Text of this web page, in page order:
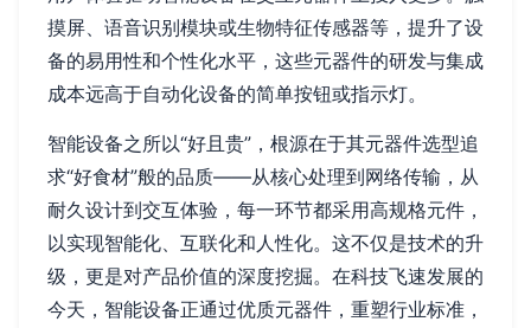
摸屏、语音识别模块或生物特征传感器等，提升了设
备的易用性和个性化水平，这些元器件的研发与集成
成本远高于自动化设备的简单按钮或指示灯。
智能设备之所以“好且贵”，根源在于其元器件选型追
求“好食材”般的品质——从核心处理到网络传输，从
耐久设计到交互体验，每一环节都采用高规格元件，
以实现智能化、互联化和人性化。这不仅是技术的升
级，更是对产品价值的深度挖掘。在科技飞速发展的
今天，智能设备正通过优质元器件，重塑行业标准，